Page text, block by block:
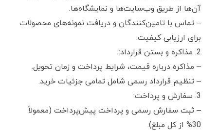
آن‌ها از طریق وب‌سایت‌ها و نمایشگاه‌ها.
– تماس با تامین‌کنندگان و دریافت نمونه‌های محصولات
برای ارزیابی کیفیت.
مذاکره و بستن قرارداد:
– مذاکره درباره قیمت، شرایط پرداخت و زمان تحویل.
– تنظیم قرارداد رسمی شامل تمامی جزئیات خرید.
سفارش و پرداخت:
– ثبت سفارش رسمی و پرداخت پیش‌پرداخت (معمولاً
30% از کل مبلغ).